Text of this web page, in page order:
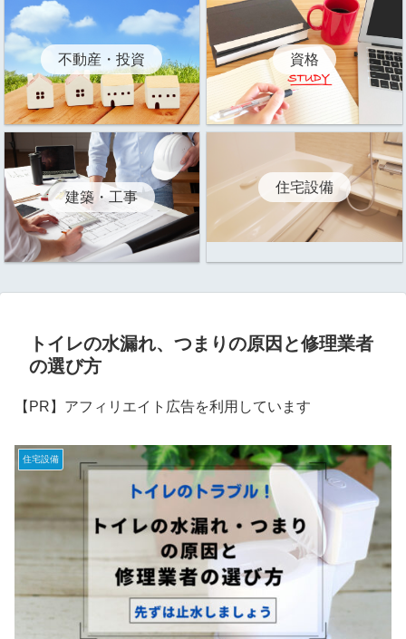
不動産・投資 資格
建築・工事
住宅設備
トイレの水漏れ、つまりの原因と修理業者
の選び方
【PR】アフィリエイト広告を利用しています
住宅設備